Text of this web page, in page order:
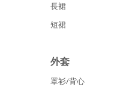
長裙
短裙
外套
罩衫/背心